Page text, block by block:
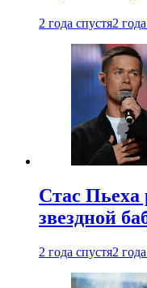
2 года спустя2
Стас Пьеха
звездной
2 года спустя2